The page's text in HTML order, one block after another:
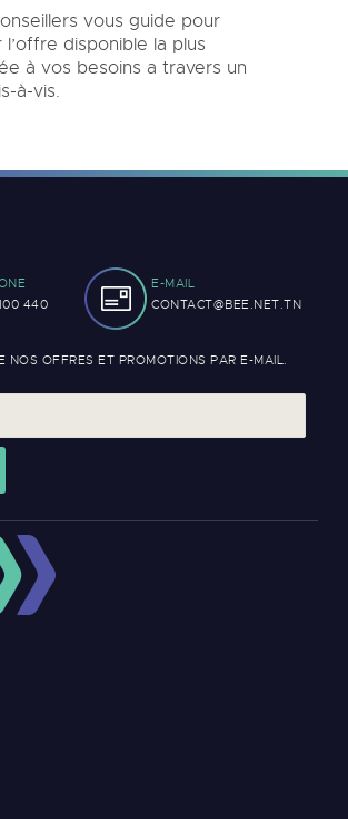
vous guide pour
l’offre disponible la plus
à vos besoins a travers un
à-vis.
NOS OFFRES ET PROMOTIONS PAR E-MAIL.
440
E-MAIL
CONTACT@BEE.NET.TN